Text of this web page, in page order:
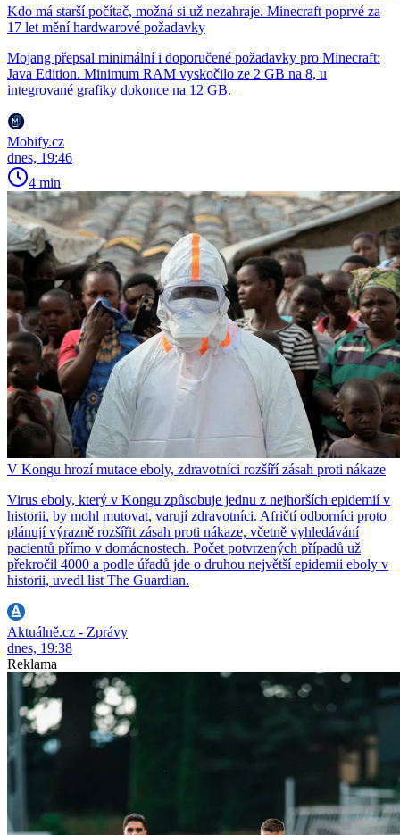
Kdo má starší počítač, možná si už nezahraje. Minecraft poprvé za
17 let mění hardwarové požadavky
Mojang přepsal minimální i doporučené požadavky pro Minecraft:
Java Edition. Minimum RAM vyskočilo ze 2 GB na 8, u
integrované grafiky dokonce na 12 GB.
Mobify.cz
dnes, 19:46
4 min
V Kongu hrozí mutace eboly, zdravotníci rozšíří zásah proti nákaze
Virus eboly, který v Kongu způsobuje jednu z nejhorších epidemií v
historii, by mohl mutovat, varují zdravotníci. Afričtí odborníci proto
plánují výrazně rozšířit zásah proti nákaze, včetně vyhledávání
pacientů přímo v domácnostech. Počet potvrzených případů už
překročil 4000 a podle úřadů jde o druhou největší epidemii eboly v
historii, uvedl list The Guardian.
Aktuálně.cz - Zprávy
dnes, 19:38
Reklama